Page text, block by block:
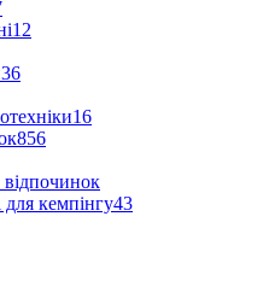
12
36
16
856
кемпінгу43